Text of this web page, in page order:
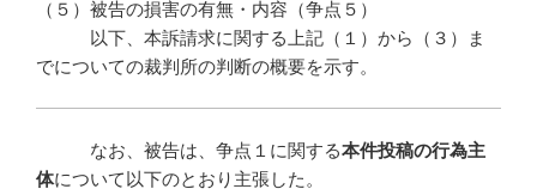
（５）被告の損害の有無・内容（争点５）
以下、本訴請求に関する上記（１）から（３）ま
でについての裁判所の判断の概要を示す。
なお、被告は、争点１に関する本件投稿の行為主
体について以下のとおり主張した。